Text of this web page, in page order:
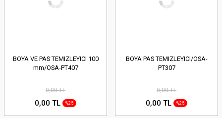
BOYA VE PAS TEMIZLEYICI 100
mm/OSA-PT407
0,00 TL
0,00 TL %25
BOYA PAS TEMIZLEYICI/OSA-
PT307
0,00 TL
0,00 TL %25